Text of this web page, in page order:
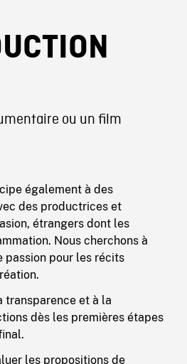
ou un film
également à des
des productrices et
étrangers dont les
Nous cherchons à
passion pour les récits
transparence et à la
dès les premières étapes
les propositions de